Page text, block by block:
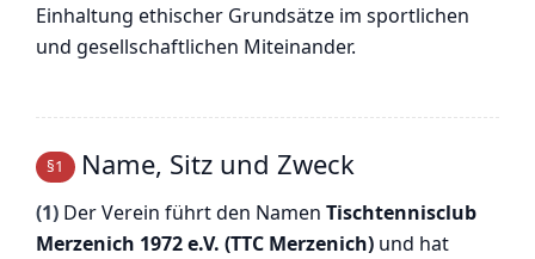
Einhaltung ethischer Grundsätze im sportlichen
und gesellschaftlichen Miteinander.
§1 Name, Sitz und Zweck
(1) Der Verein führt den Namen Tischtennisclub
Merzenich 1972 e.V. (TTC Merzenich) und hat